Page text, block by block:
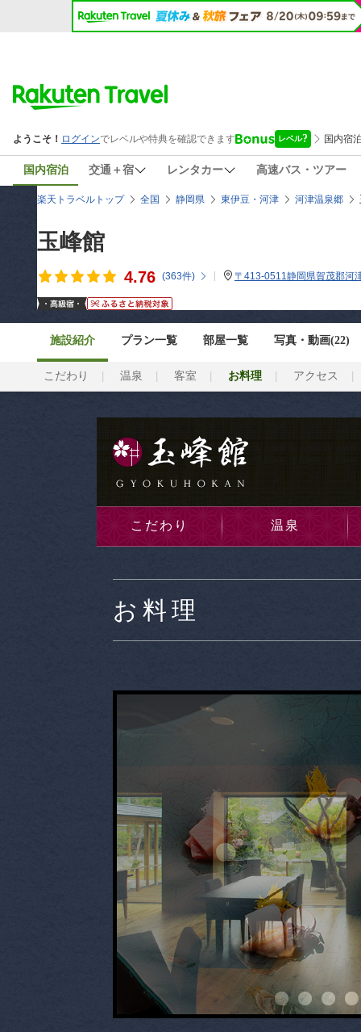
国内宿泊 交通＋宿 レンタカー 高速バス・ツアー
楽天トラベルトップ 全国 静岡県 東伊豆・河津 河津温泉郷
玉峰館
4.76 (363件) 〒413-0511静岡県賀茂郡河
施設紹介 プラン一覧 部屋一覧 写真・動画(22)
こだわり 温泉 客室 お料理 アクセス
こだわり 温泉
お料理